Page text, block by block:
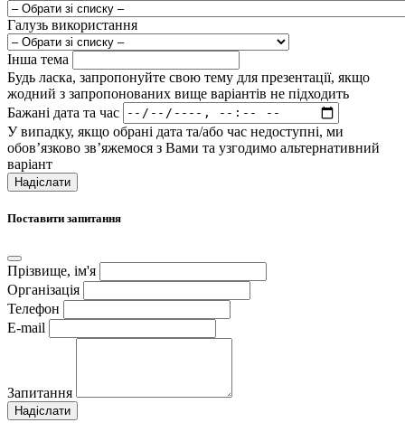
Галузь використання
Інша тема
Будь ласка, запропонуйте свою тему для презентації, якщо
жодний з запропонованих вище варіантів не підходить
Бажані дата та час
У випадку, якщо обрані дата та/або час недоступні, ми
обов’язково зв’яжемося з Вами та узгодимо альтернативний
варіант
Надіслати
Поставити запитання
Прізвище, ім'я
Організація
Телефон
E-mail
Запитання
Надіслати